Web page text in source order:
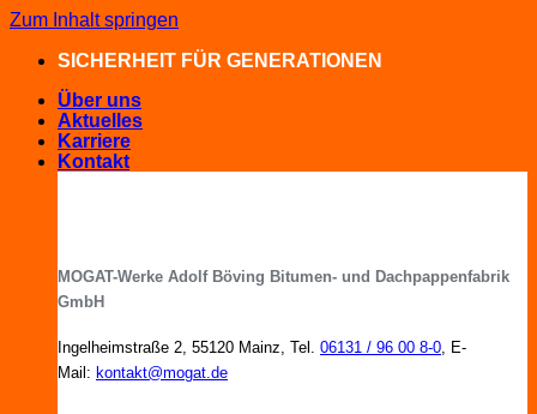
Zum Inhalt springen
SICHERHEIT FÜR GENERATIONEN
Über uns
Aktuelles
Karriere
Kontakt
MOGAT-Werke Adolf Böving Bitumen- und Dachpappenfabrik
GmbH
Ingelheimstraße 2, 55120 Mainz, Tel. 06131 / 96 00 8-0, E-
Mail: kontakt@mogat.de